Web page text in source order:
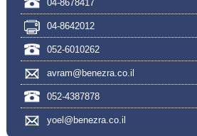
04-8678417
04-8642012
052-6010262
avram@benezra.co.il
052-4387878
yoel@benezra.co.il